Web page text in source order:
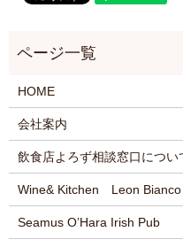
HOME
会社案内
飲食店よろず相談窓口につい
Wine& Kitchen Leon Bianco
Seamus O’Hara Irish Pub